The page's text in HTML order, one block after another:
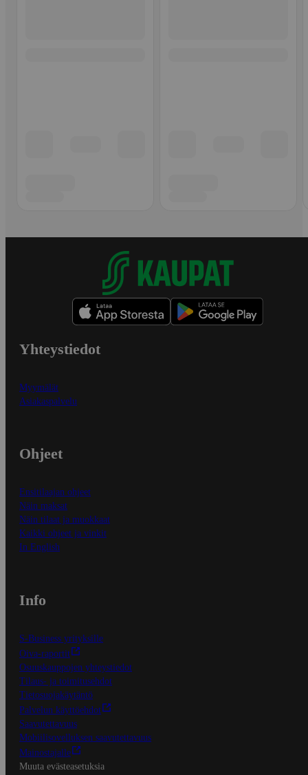
Yhteystiedot
Myymälät
Asiakaspalvelu
Ohjeet
Ensitilaajan ohjeet
Näin maksat
Näin tilaat ja muokkaat
Kaikki ohjeet ja vinkit
In English
Info
S-Business yrityksille
Oiva-raportit
Osuuskauppojen yhteystiedot
Tilaus- ja toimitusehdot
Tietosuojakäytäntö
Palvelun käyttöehdot
Saavutettavuus
Mobiilisovelluksen saavutettavuus
Mainostajalle
Muuta evästeasetuksia